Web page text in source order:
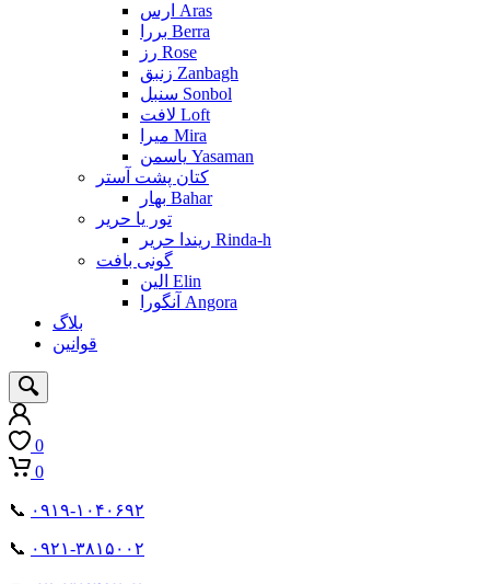
ارس Aras
بررا Berra
رز Rose
زنبق Zanbagh
سنبل Sonbol
لافت Loft
میرا Mira
یاسمن Yasaman
کتان پشت آستر
بهار Bahar
تور یا حریر
ریندا حریر Rinda-h
گونی بافت
الین Elin
آنگورا Angora
بلاگ
قوانین
0
0
📞 ۰۹۱۹-۱۰۴۰۶۹۲
📞 ۰۹۲۱-۳۸۱۵۰۰۲